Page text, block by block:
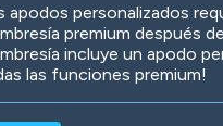
apodos personalizados
premium después
incluye un apodo
las funciones premium!